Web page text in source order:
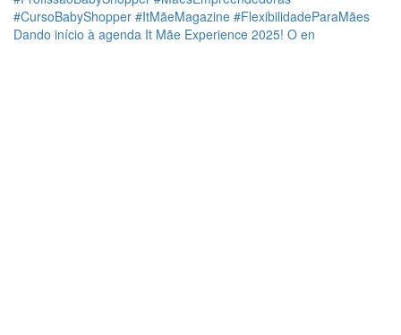
Dando início à agenda It Mãe Experience 2025! O en